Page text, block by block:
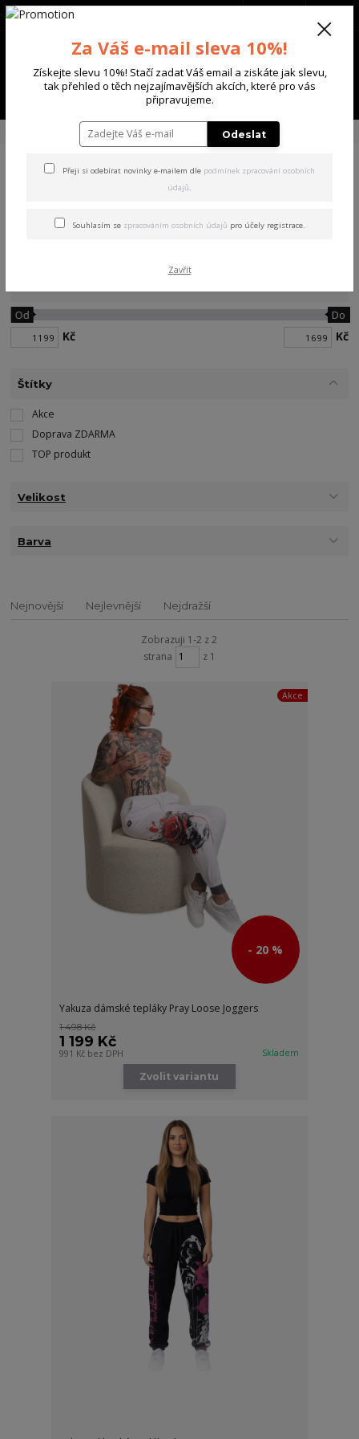
Menu
+420 702 136 620
TEPLÁKY
Kč
Od Do
Kč
Štítky
Akce
Doprava ZDARMA
TOP produkt
Velikost
Barva
Nejnovější Nejlevnější Nejdražší
Zobrazuji 1-2 z 2
strana
z 1
Akce
- 20 %
Yakuza dámské tepláky Pray Loose Joggers
1 498 Kč
1 199 Kč
991 Kč bez DPH Skladem
Zvolit variantu
Za Váš e-mail sleva 10%!
Získejte slevu 10%! Stačí zadat Váš email a ziskáte jak slevu,
tak přehled o těch nejzajímavějších akcích, které pro vás
připravujeme.
Odeslat
Přeji si odebírat novinky e-mailem dle podmínek zpracování osobních
údajů.
Souhlasím se zpracováním osobních údajů pro účely registrace.
Zavřít